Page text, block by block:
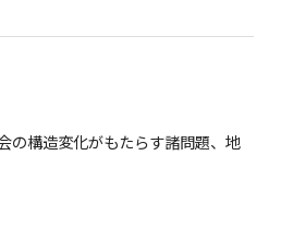
の構造変化がもたらす諸問題、地